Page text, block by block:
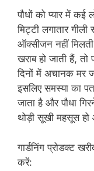
पौधों को प्यार में
मिट्टी लगातार
ऑक्सीजन नहीं
खराब हो जाती हैं, तो
दिनों में अचानक मर
इसलिए समस्या का
जाता है और पौधा
थोड़ी सूखी महसूस
गार्डनिंग प्रोडक्ट
करें: